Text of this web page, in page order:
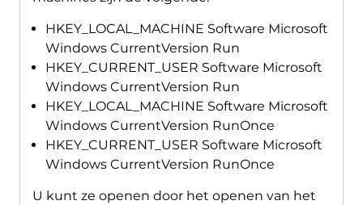
HKEY_LOCAL_MACHINE Software Microsoft
Windows CurrentVersion Run
HKEY_CURRENT_USER Software Microsoft
Windows CurrentVersion Run
HKEY_LOCAL_MACHINE Software Microsoft
Windows CurrentVersion RunOnce
HKEY_CURRENT_USER Software Microsoft
Windows CurrentVersion RunOnce
U kunt ze openen door het openen van het